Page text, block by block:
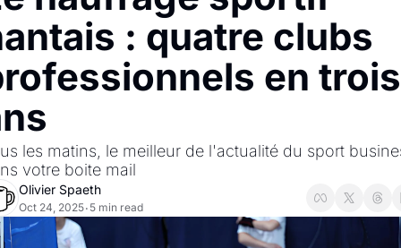
: quatre clubs
en trois
les matins, le meilleur de l'actualité du sport
votre boite mail
Olivier Spaeth
Oct 24, 2025• 5 min read